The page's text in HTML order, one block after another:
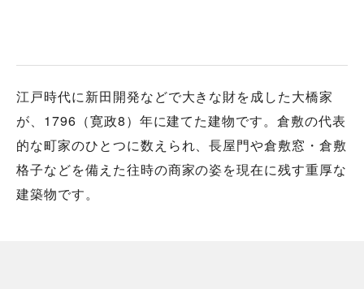
江戸時代に新田開発などで大きな財を成した大橋家
が、1796（寛政8）年に建てた建物です。倉敷の代表
的な町家のひとつに数えられ、長屋門や倉敷窓・倉敷
格子などを備えた往時の商家の姿を現在に残す重厚な
建築物です。